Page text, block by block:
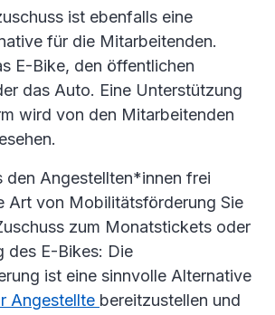
ist ebenfalls eine
für die Mitarbeitenden.
E-Bike, den öffentlichen
das Auto. Eine Unterstützung
wird von den Mitarbeitenden
den Angestellten*innen frei
Art von Mobilitätsförderung Sie
zum Monatstickets oder
des E-Bikes: Die
ist eine sinnvolle Alternative
Angestellte bereitzustellen und